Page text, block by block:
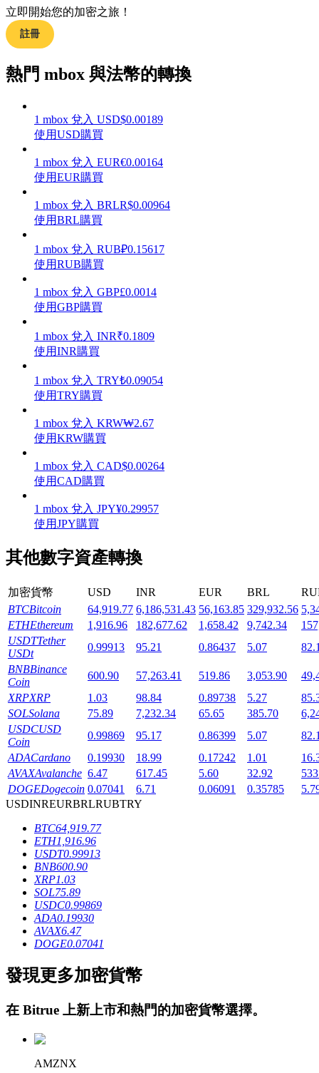
理財
增值寶
使您的資產穩定增值
機槍池
一鍵質押鎖定高收益
活期質押獲得熱門資產
輕鬆獲得多重福利
借貸寶
借貸數字貨幣，及時且安全的服務
立即開始您的加密之旅！
註冊
熱門 mbox 與法幣的轉換
1 mbox 兌入 USD$0.00189
使用USD購買
1 mbox 兌入 EUR€0.00164
使用EUR購買
1 mbox 兌入 BRLR$0.00964
使用BRL購買
1 mbox 兌入 RUB₽0.15617
使用RUB購買
1 mbox 兌入 GBP£0.0014
使用GBP購買
1 mbox 兌入 INR₹0.1809
使用INR購買
1 mbox 兌入 TRY₺0.09054
使用TRY購買
1 mbox 兌入 KRW₩2.67
使用KRW購買
1 mbox 兌入 CAD$0.00264
使用CAD購買
1 mbox 兌入 JPY¥0.29957
使用JPY購買
其他數字資產轉換
加密貨幣 USD INR EUR BRL
BTCBitcoin 64,919.77 6,186,531.43 56,163.85 329,932.56
ETHEthereum 1,916.96 182,677.62 1,658.42 9,742.34
USDTTether
USDt
0.99913 95.21 0.86437 5.07
BNBBinance
Coin
600.90 57,263.41 519.86 3,053.90
XRPXRP 1.03 98.84 0.89738 5.27
SOLSolana 75.89 7,232.34 65.65 385.70
USDCUSD
Coin
0.99869 95.17 0.86399 5.07
ADACardano 0.19930 18.99 0.17242 1.01
AVAXAvalanche 6.47 617.45 5.60 32.92
DOGEDogecoin 0.07041 6.71 0.06091 0.35785
USDINREURBRLRUBTRY
BTC64,919.77
ETH1,916.96
USDT0.99913
BNB600.90
XRP1.03
SOL75.89
USDC0.99869
ADA0.19930
AVAX6.47
DOGE0.07041
發現更多加密貨幣
在 Bitrue 上新上市和熱門的加密貨幣選擇。
AMZNX